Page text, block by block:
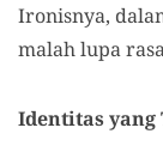
Ironisnya,
malah lupa
Identitas yang